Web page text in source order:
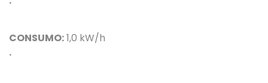
CONSUMO:1,0 kW/h
.